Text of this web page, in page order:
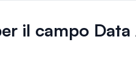
il campo Data